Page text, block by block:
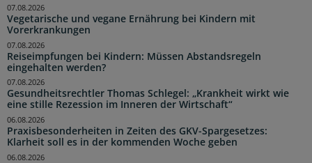
Vegetarische und vegane Ernährung bei Kindern mit
Vorerkrankungen
07.08.2026
Reiseimpfungen bei Kindern: Müssen Abstandsregeln
eingehalten werden?
07.08.2026
Gesundheitsrechtler Thomas Schlegel: „Krankheit wirkt wie
eine stille Rezession im Inneren der Wirtschaft“
07.08.2026
Praxisbesonderheiten in Zeiten des GKV-Spargesetzes:
Klarheit soll es in der kommenden Woche geben
06.08.2026
06.08.2026